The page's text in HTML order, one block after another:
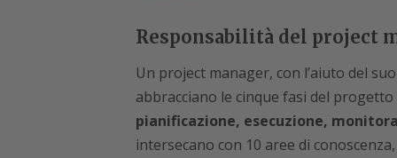
Responsabilità del project
Un project manager, con l’aiuto del
abbracciano le cinque fasi del
pianificazione, esecuzione,
intersecano con 10 aree di